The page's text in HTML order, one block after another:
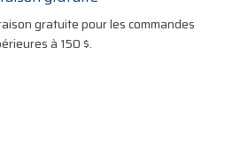
gratuite pour les commandes
à 150 $.